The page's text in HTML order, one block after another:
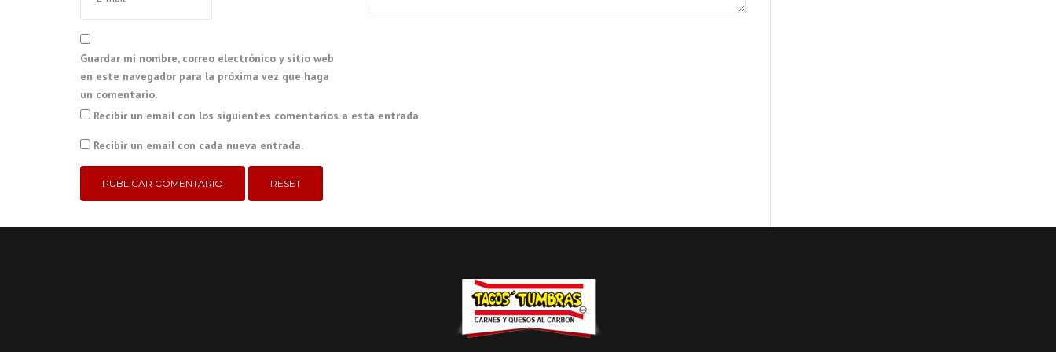
Guardar mi nombre, correo electrónico y sitio web
en este navegador para la próxima vez que haga
un comentario.
Recibir un email con los siguientes comentarios a esta entrada.
Recibir un email con cada nueva entrada.
RESET